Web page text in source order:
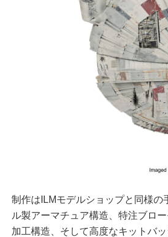
制作はILMモデルショップと同様
ル製アーマチュア構造、特注ブロ
加工構造、そして高度なキットバ